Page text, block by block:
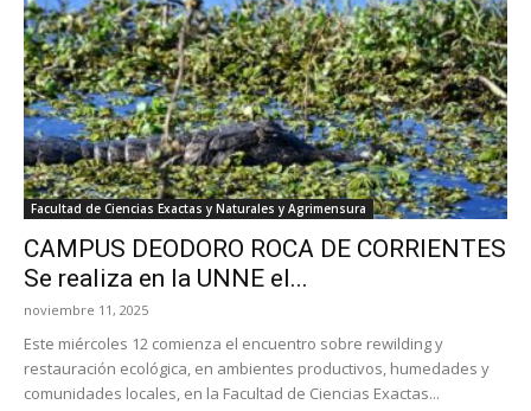
Facultad de Ciencias Exactas y Naturales y Agrimensura
CAMPUS DEODORO ROCA DE CORRIENTES
Se realiza en la UNNE el...
noviembre 11, 2025
Este miércoles 12 comienza el encuentro sobre rewilding y
restauración ecológica, en ambientes productivos, humedades y
comunidades locales, en la Facultad de Ciencias Exactas...